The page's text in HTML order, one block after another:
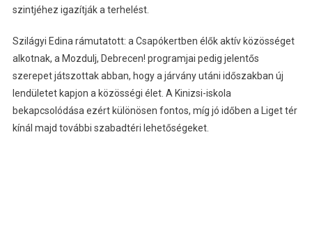
szintjéhez igazítják a terhelést.
Szilágyi Edina rámutatott: a Csapókertben élők aktív közösséget
alkotnak, a Mozdulj, Debrecen! programjai pedig jelentős
szerepet játszottak abban, hogy a járvány utáni időszakban új
lendületet kapjon a közösségi élet. A Kinizsi-iskola
bekapcsolódása ezért különösen fontos, míg jó időben a Liget tér
kínál majd további szabadtéri lehetőségeket.